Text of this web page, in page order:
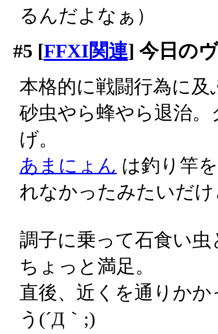
るんだよなぁ）
#5 [FFXI関連] 今日の
本格的に戦闘行為に及
砂虫やら蜂やら退治
げ。
あまにょん は釣り竿
れなかったみたいだ
調子に乗って石食い
ちょっと満足。
直後、近くを通りか
う(´Д｀;)